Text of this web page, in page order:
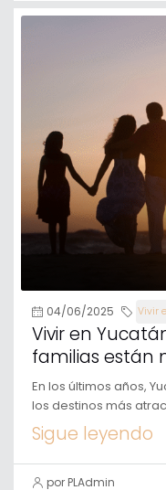
04/06/2025 Vivir
Vivir en
familias están
En los últimos años,
los destinos más
Sigue leyendo
por PLAdmin